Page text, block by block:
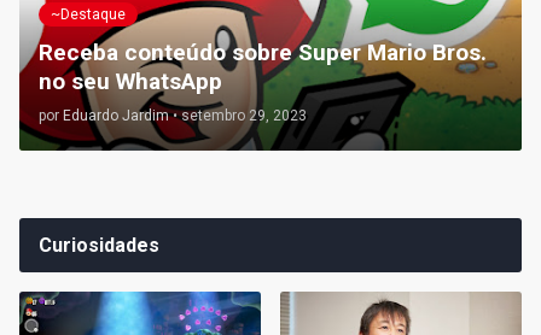
~Destaque
Receba conteúdo sobre Super Mario Bros.
no seu WhatsApp
por Eduardo Jardim • setembro 29, 2023
Curiosidades